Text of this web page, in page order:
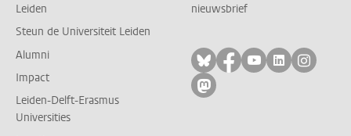
Leiden
Steun de Universiteit Leiden
Alumni
Impact
Leiden-Delft-Erasmus
Universities
nieuwsbrief
Volg ons op bluesky
Volg ons op
Volg ons op
Volg ons
Volg
Volg ons op mastodon